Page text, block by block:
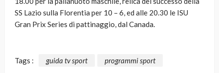
SS Lazio sulla Florentia per 10 – 6, ed alle 20.30 le ISU
Gran Prix Series di pattinaggio, dal Canada.
Tags : guida tv sport programmi sport